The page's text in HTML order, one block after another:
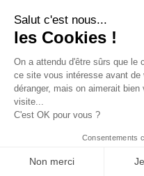
Découvrez tous les articles du
DKN
Nous avons trouvé d'autres
Nos avantages clients
Salut c'est nous...
les Cookies !
On a attendu d'être sûrs que le
ce site vous intéresse avant de
déranger, mais on aimerait
visite...
C'est OK pour vous ?
Consentements
Non merci